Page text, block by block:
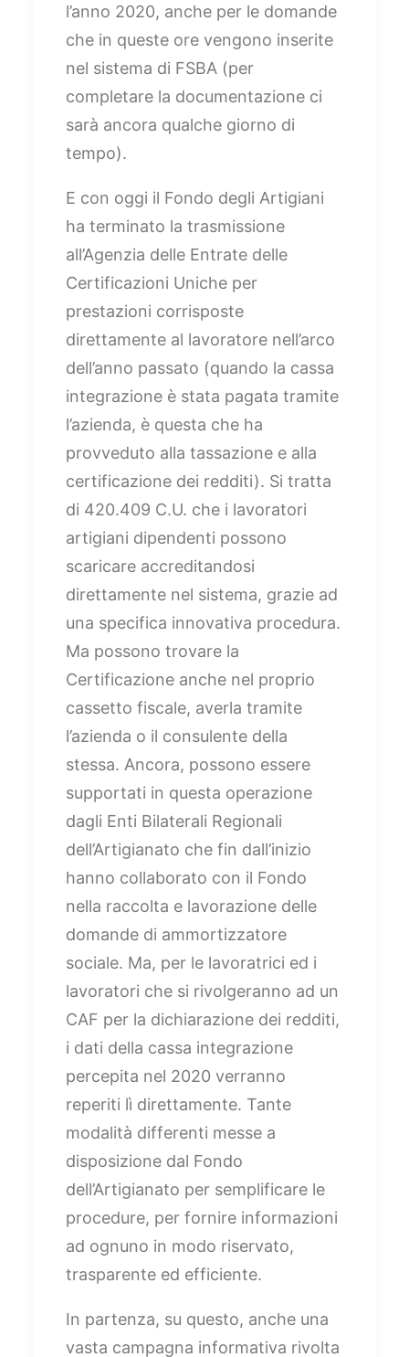
l’anno 2020, anche per le domande
che in queste ore vengono inserite
nel sistema di FSBA (per
completare la documentazione ci
sarà ancora qualche giorno di
tempo).
E con oggi il Fondo degli Artigiani
ha terminato la trasmissione
all’Agenzia delle Entrate delle
Certificazioni Uniche per
prestazioni corrisposte
direttamente al lavoratore nell’arco
dell’anno passato (quando la cassa
integrazione è stata pagata tramite
l’azienda, è questa che ha
provveduto alla tassazione e alla
certificazione dei redditi). Si tratta
di 420.409 C.U. che i lavoratori
artigiani dipendenti possono
scaricare accreditandosi
direttamente nel sistema, grazie ad
una specifica innovativa procedura.
Ma possono trovare la
Certificazione anche nel proprio
cassetto fiscale, averla tramite
l’azienda o il consulente della
stessa. Ancora, possono essere
supportati in questa operazione
dagli Enti Bilaterali Regionali
dell’Artigianato che fin dall’inizio
hanno collaborato con il Fondo
nella raccolta e lavorazione delle
domande di ammortizzatore
sociale. Ma, per le lavoratrici ed i
lavoratori che si rivolgeranno ad un
CAF per la dichiarazione dei redditi,
i dati della cassa integrazione
percepita nel 2020 verranno
reperiti lì direttamente. Tante
modalità differenti messe a
disposizione dal Fondo
dell’Artigianato per semplificare le
procedure, per fornire informazioni
ad ognuno in modo riservato,
trasparente ed efficiente.
In partenza, su questo, anche una
vasta campagna informativa rivolta